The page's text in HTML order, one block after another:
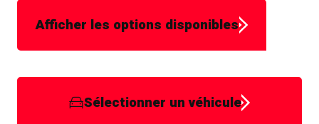
Afficher les options disponibles
Sélectionner un véhicule